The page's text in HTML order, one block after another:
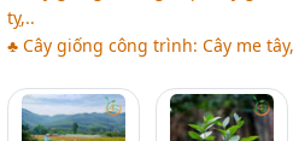
tỵ,..
♣ Cây giống công trình: Cây me